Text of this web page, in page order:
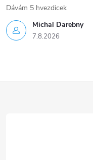
Michal Darebny
7.8.2026
Dávám 5 hvezdicek